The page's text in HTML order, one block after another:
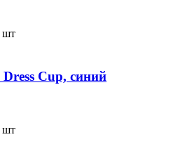
шт
Cup, синий
шт